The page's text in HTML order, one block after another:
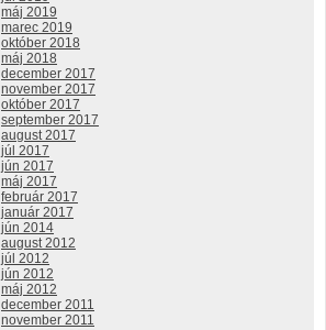
máj 2019
marec 2019
október 2018
máj 2018
december 2017
november 2017
október 2017
september 2017
august 2017
júl 2017
jún 2017
máj 2017
február 2017
január 2017
jún 2014
august 2012
júl 2012
jún 2012
máj 2012
december 2011
november 2011